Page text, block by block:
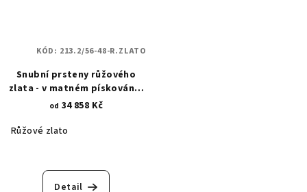
Snubní prsteny růžového
zlata - v matném pískování -
lesklé linie nekonečna 213.2
od 34 858 Kč
Růžové zlato
Detail
KÓD: 213.2/56-48-R.ZLATO